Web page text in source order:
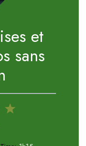
et
sans
5